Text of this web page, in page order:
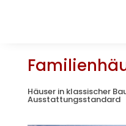
Häuser in klassischer
Ausstattungsstandard